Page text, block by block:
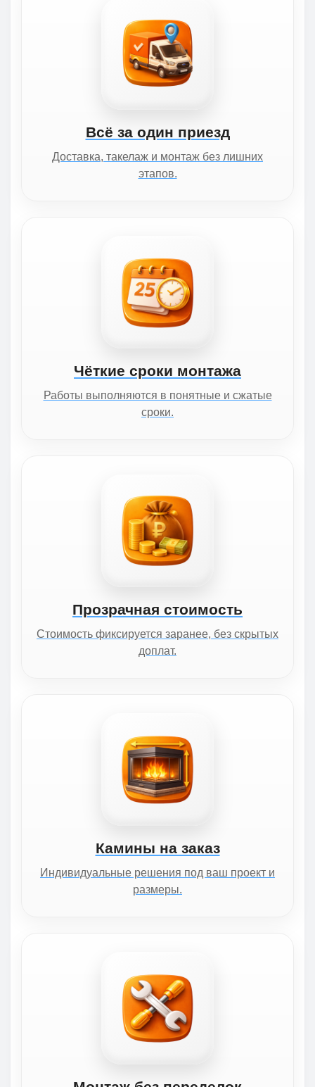
Всё за один приезд
Доставка, такелаж и монтаж без лишних
этапов.
Чёткие сроки монтажа
Работы выполняются в понятные и сжатые
сроки.
Прозрачная стоимость
Стоимость фиксируется заранее, без скрытых
доплат.
Камины на заказ
Индивидуальные решения под ваш проект и
размеры.